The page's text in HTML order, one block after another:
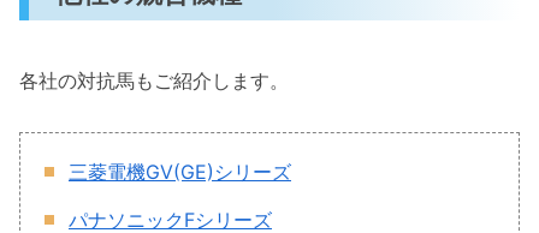
各社の対抗馬もご紹介します。
三菱電機GV(GE)シリーズ
パナソニックFシリーズ